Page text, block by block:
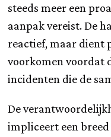
steeds meer een
aanpak vereist. De
reactief, maar dient
voorkomen voordat
incidenten die de
De
impliceert een